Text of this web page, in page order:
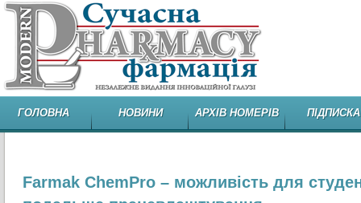
ГОЛОВНА НОВИНИ АРХІВ НОМЕРІВ ПІДПИСКА
Farmak ChemPro – можливість для